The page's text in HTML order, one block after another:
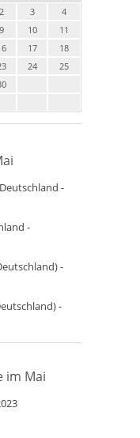
2 3
4
9 10
11
17
18
24
25
-
-
-
-
im Mai